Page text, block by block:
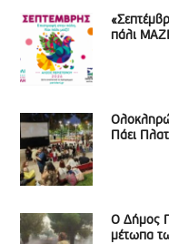
πάλι
Πάει
Ο Δήμος
μέτωπα